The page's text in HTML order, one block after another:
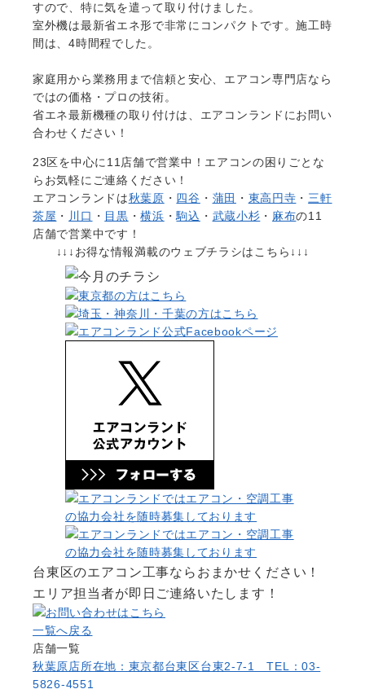
すので、特に気を遣って取り付けました。
室外機は最新省エネ形で非常にコンパクトです。施工時
間は、4時間程でした。
家庭用から業務用まで信頼と安心、エアコン専門店なら
ではの価格・プロの技術。
省エネ最新機種の取り付けは、エアコンランドにお問い
合わせください！
23区を中心に11店舗で営業中！エアコンの困りごとな
らお気軽にご連絡ください！
エアコンランドは秋葉原 ・ 四谷 ・ 蒲田 ・ 東高円寺 ・三軒
茶屋 ・ 川口 ・ 目黒 ・横浜 ・駒込 ・ 武蔵小杉 ・ 麻布の11
店舗で営業中です！
↓↓↓お得な情報満載のウェブチラシはこちら↓↓↓
台東区のエアコン工事ならおまかせください！
エリア担当者が即日ご連絡いたします！
一覧へ戻る
店舗一覧
秋葉原店所在地：東京都台東区台東2-7-1 TEL：03-
5826-4551